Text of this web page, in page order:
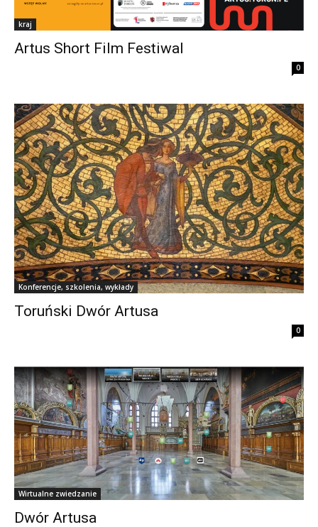
kraj
Artus Short Film Festiwal
0
Konferencje, szkolenia, wykłady
Toruński Dwór Artusa
0
Wirtualne zwiedzanie
Dwór Artusa